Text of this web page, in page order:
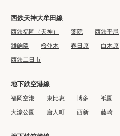
西鉄天神大牟田線
西鉄福岡（天神） 薬院 西鉄平尾
雑餉隈
桜並木 春日原 白木原
西鉄二日市
地下鉄空港線
福岡空港 東比恵 博多 祇園
大濠公園
唐人町 西新 藤崎